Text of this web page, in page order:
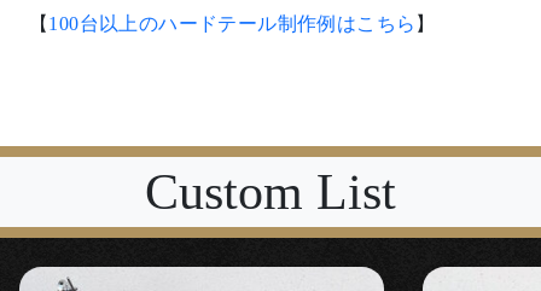
【 100台以上のハードテール制作例はこちら 】
Custom List